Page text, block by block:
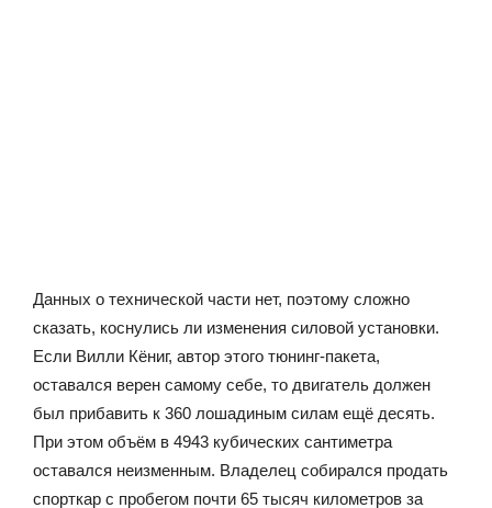
Данных о технической части нет, поэтому сложно
сказать, коснулись ли изменения силовой установки.
Если Вилли Кёниг, автор этого тюнинг-пакета,
оставался верен самому себе, то двигатель должен
был прибавить к 360 лошадиным силам ещё десять.
При этом объём в 4943 кубических сантиметра
оставался неизменным. Владелец собирался продать
спорткар с пробегом почти 65 тысяч километров за